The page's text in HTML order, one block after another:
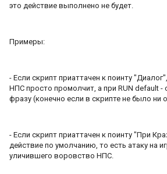
это действие выполнено не будет.
Примеры:
- Если скрипт приаттачен к поинту
НПС просто промолчит, а при RUN default -
фразу (конечно если в скрипте не было ни
- Если скрипт приаттачен к поинту "При
действие по умолчанию, то есть атаку на
уличившего воровство НПС.